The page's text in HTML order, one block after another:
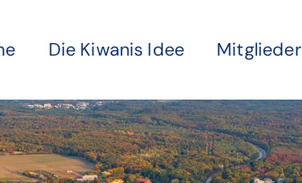
Die Kiwanis Idee Mitglieder